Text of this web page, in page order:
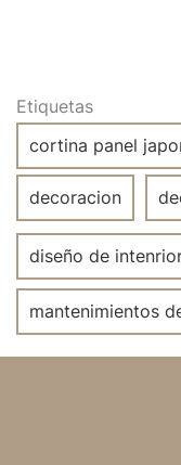
Etiquetas
cortina panel
decoracion
diseño de
mantenimientos